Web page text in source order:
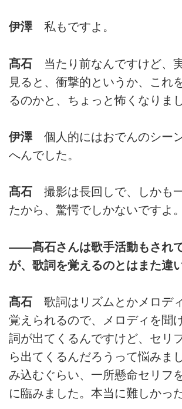
伊澤私もですよ。
髙石 当たり前なんですけど、
見ると、衝撃的というか、これ
るのかと、ちょっと怖くなりまし
伊澤個人的にはおでんのシー
へんでした。
髙石 撮影は長回しで、しかも
たから、驚愕でしかないですよ。
――髙石さんは歌手活動もされ
が、歌詞を覚えるのとはまた違
髙石 歌詞はリズムとかメロデ
覚えられるので、メロディを聞
詞が出てくるんですけど、セリ
ら出てくるんだろうって悩みま
み込むぐらい、一所懸命セリフ
に臨みました。本当に難しかっ